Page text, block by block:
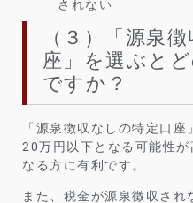
されない
（３）「源泉
座」を選ぶと
ですか？
「源泉徴収なしの特定口
20万円以下となる可能性
なる方に有利です。
また、税金が源泉徴収され